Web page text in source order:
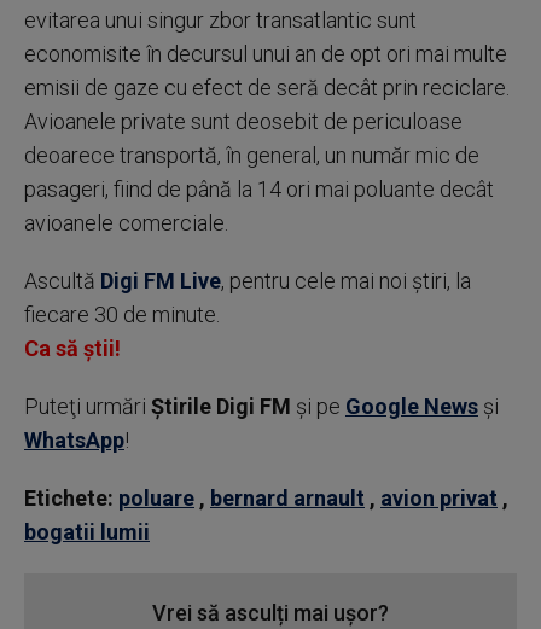
evitarea unui singur zbor transatlantic sunt
economisite în decursul unui an de opt ori mai multe
emisii de gaze cu efect de seră decât prin reciclare.
Avioanele private sunt deosebit de periculoase
deoarece transportă, în general, un număr mic de
pasageri, fiind de până la 14 ori mai poluante decât
avioanele comerciale.
Ascultă Digi FM Live, pentru cele mai noi știri, la
fiecare 30 de minute.
Ca să știi!
Puteţi urmări Știrile Digi FM şi pe Google News şi
WhatsApp!
Etichete: poluare , bernard arnault , avion privat ,
bogatii lumii
Vrei să asculți mai ușor?